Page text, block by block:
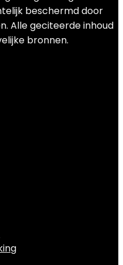
beschermd door
Alle geciteerde inhoud
bronnen.